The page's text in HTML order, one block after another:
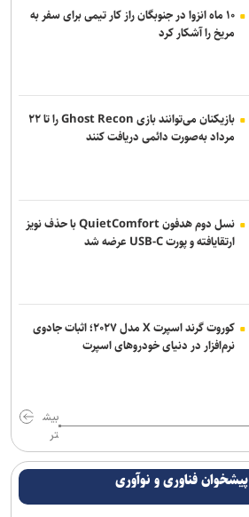
۱۰ ماه انزوا در جنوبگان راز کار تیمی برای سفر به
مریخ را آشکار کرد
بازیکنان می‌توانند بازی Ghost Recon را تا ۲۲
مرداد به‌صورت دائمی دریافت کنند
نسل دوم هدفون QuietComfort با حذف نویز
ارتقایافته و پورت USB-C عرضه شد
کوروت گرند اسپرت X مدل ۲۰۲۷؛ اثبات جادوی
نرم‌افزار در دنیای خودروهای اسپرت
بیش
تر
پیشخوان فناوری و نوآوری